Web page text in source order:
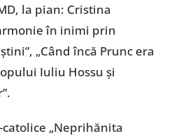
la pian: Cristina
în inimi prin
„Când încă Prunc era
Iuliu Hossu și
„Neprihănita